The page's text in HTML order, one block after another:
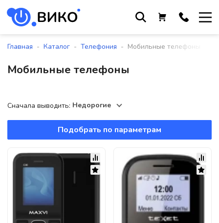
с понедельника по пятницу
+375 44 564 01 13
+375 29 861 18 28
По всем вопросам
sales@viko-t.by
Оплата и доставка
Контакты
220118, г. Минск, ул. Крупской, д.
17, пом. 38, оф. №1
Главная - Каталог - Телефония - Мобильные телефоны
Мобильные телефоны
Сначала выводить: Недорогие
Подобрать по параметрам